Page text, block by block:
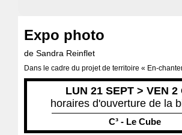
Expo photo
de Sandra Reinflet
Dans le cadre du projet de territoire « En-
LUN 21 SEPT > VEN 2
horaires d'ouverture de la
C³ - Le Cube